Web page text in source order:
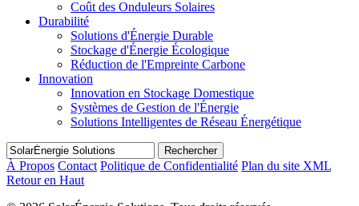
Coût des Onduleurs Solaires
Durabilité
Solutions d'Énergie Durable
Stockage d'Énergie Écologique
Réduction de l'Empreinte Carbone
Innovation
Innovation en Stockage Domestique
Systèmes de Gestion de l'Énergie
Solutions Intelligentes de Réseau Énergétique
Rechercher
À Propos Contact Politique de Confidentialité Plan du site XML
Retour en Haut